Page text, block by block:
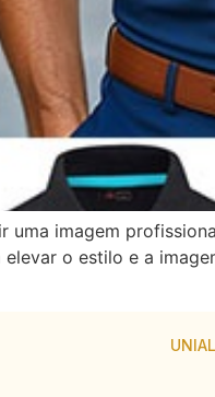
imagem
o estilo e a